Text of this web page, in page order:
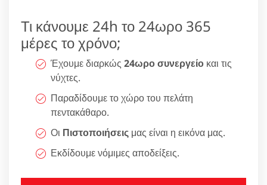
Τι κάνουμε 24h το 24ωρο 365
μέρες το χρόνο;
Έχουμε διαρκώς 24ωρο συνεργείο και τις
νύχτες.
Παραδίδουμε το χώρο του πελάτη
πεντακάθαρο.
Οι Πιστοποιήσεις μας είναι η εικόνα μας.
Εκδίδουμε νόμιμες αποδείξεις.